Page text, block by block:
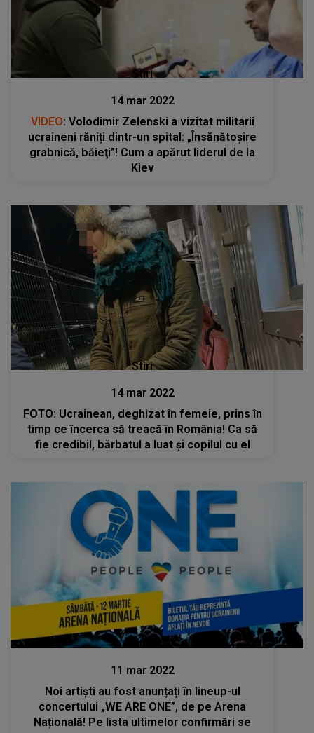
Stiri
14 mar 2022
VIDEO: Volodimir Zelenski a vizitat militarii
ucraineni răniți dintr-un spital: „Însănătoşire
grabnică, băieţi”! Cum a apărut liderul de la
Kiev
Stiri
14 mar 2022
FOTO: Ucrainean, deghizat în femeie, prins în
timp ce încerca să treacă în România! Ca să
fie credibil, bărbatul a luat și copilul cu el
Stiri
11 mar 2022
Noi artiști au fost anunțați în lineup-ul
concertului „WE ARE ONE”, de pe Arena
Națională! Pe lista ultimelor confirmări se